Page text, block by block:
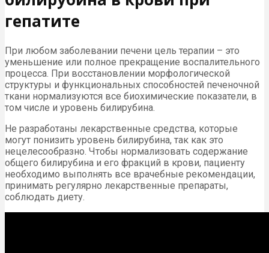
гепатите
При любом заболевании печени цель терапии – это
уменьшение или полное прекращение воспалительного
процесса. При восстановлении морфологической
структуры и функциональных способностей печеночной
ткани нормализуются все биохимические показатели, в
том числе и уровень билирубина.
Не разработаны лекарственные средства, которые
могут понизить уровень билирубина, так как это
нецелесообразно. Чтобы нормализовать содержание
общего билирубина и его фракций в крови, пациенту
необходимо выполнять все врачебные рекомендации,
принимать регулярно лекарственные препараты,
соблюдать диету.